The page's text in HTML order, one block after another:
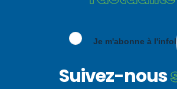
Je m'abonne à
Suivez-nous